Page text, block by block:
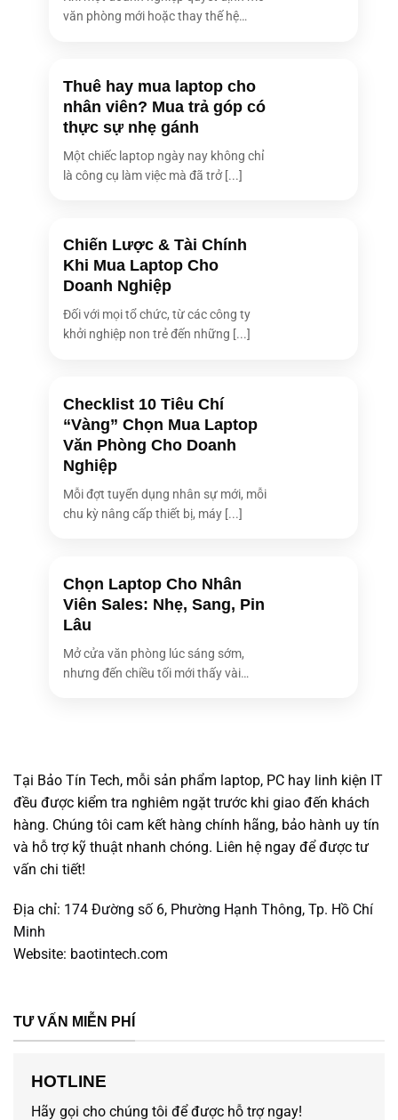
văn phòng mới hoặc thay thế hệ
Thuê hay mua laptop cho
nhân viên? Mua trả góp có
thực sự nhẹ gánh
Một chiếc laptop ngày nay không chỉ
là công cụ làm việc mà đã trở [...]
Chiến Lược & Tài Chính
Khi Mua Laptop Cho
Doanh Nghiệp
Đối với mọi tổ chức, từ các công ty
khởi nghiệp non trẻ đến những [...]
Checklist 10 Tiêu Chí
“Vàng” Chọn Mua Laptop
Văn Phòng Cho Doanh
Nghiệp
Mỗi đợt tuyển dụng nhân sự mới, mỗi
chu kỳ nâng cấp thiết bị, máy [...]
Chọn Laptop Cho Nhân
Viên Sales: Nhẹ, Sang, Pin
Lâu
Mở cửa văn phòng lúc sáng sớm,
nhưng đến chiều tối mới thấy vài
Tại Bảo Tín Tech, mỗi sản phẩm laptop, PC hay linh kiện IT
đều được kiểm tra nghiêm ngặt trước khi giao đến khách
hàng. Chúng tôi cam kết hàng chính hãng, bảo hành uy tín
và hỗ trợ kỹ thuật nhanh chóng. Liên hệ ngay để được tư
vấn chi tiết!
Địa chỉ: 174 Đường số 6, Phường Hạnh Thông, Tp. Hồ Chí
Minh
Website: baotintech.com
TƯ VẤN MIỄN PHÍ
HOTLINE
Hãy gọi cho chúng tôi để được hỗ trợ ngay!